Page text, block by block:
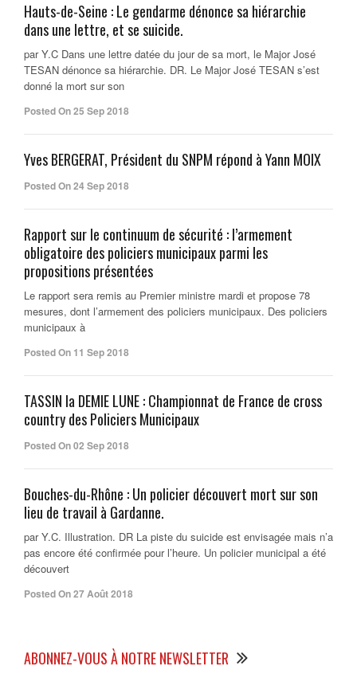
Hauts-de-Seine : Le gendarme dénonce sa hiérarchie
dans une lettre, et se suicide.
par Y.C Dans une lettre datée du jour de sa mort, le Major José
TESAN dénonce sa hiérarchie. DR. Le Major José TESAN s’est
donné la mort sur son
Posted On 25 Sep 2018
Yves BERGERAT, Président du SNPM répond à Yann MOIX
Posted On 24 Sep 2018
Rapport sur le continuum de sécurité : l’armement
obligatoire des policiers municipaux parmi les
propositions présentées
Le rapport sera remis au Premier ministre mardi et propose 78
mesures, dont l’armement des policiers municipaux. Des policiers
municipaux à
Posted On 11 Sep 2018
TASSIN la DEMIE LUNE : Championnat de France de cross
country des Policiers Municipaux
Posted On 02 Sep 2018
Bouches-du-Rhône : Un policier découvert mort sur son
lieu de travail à Gardanne.
par Y.C. Illustration. DR La piste du suicide est envisagée mais n’a
pas encore été confirmée pour l’heure. Un policier municipal a été
découvert
Posted On 27 Août 2018
ABONNEZ-VOUS À NOTRE NEWSLETTER